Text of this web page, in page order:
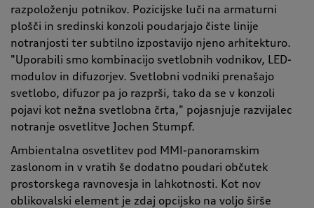
razpoloženju potnikov. Pozicijske luči na armaturni
plošči in sredinski konzoli poudarjajo čiste linije
notranjosti ter subtilno izpostavijo njeno arhitekturo.
"Uporabili smo kombinacijo svetlobnih vodnikov, LED-
modulov in difuzorjev. Svetlobni vodniki prenašajo
svetlobo, difuzor pa jo razprši, tako da se v konzoli
pojavi kot nežna svetlobna črta," pojasnjuje razvijalec
notranje osvetlitve Jochen Stumpf.
Ambientalna osvetlitev pod MMI-panoramskim
zaslonom in v vratih še dodatno poudari občutek
prostorskega ravnovesja in lahkotnosti. Kot nov
oblikovalski element je zdaj opcijsko na voljo širše